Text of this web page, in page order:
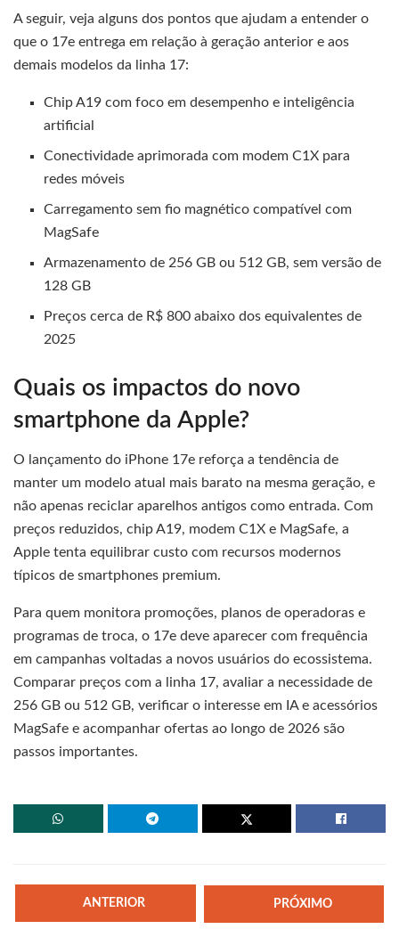
A seguir, veja alguns dos pontos que ajudam a entender o
que o 17e entrega em relação à geração anterior e aos
demais modelos da linha 17:
Chip A19 com foco em desempenho e inteligência
artificial
Conectividade aprimorada com modem C1X para
redes móveis
Carregamento sem fio magnético compatível com
MagSafe
Armazenamento de 256 GB ou 512 GB, sem versão de
128 GB
Preços cerca de R$ 800 abaixo dos equivalentes de
2025
Quais os impactos do novo
smartphone da Apple?
O lançamento do iPhone 17e reforça a tendência de
manter um modelo atual mais barato na mesma geração, e
não apenas reciclar aparelhos antigos como entrada. Com
preços reduzidos, chip A19, modem C1X e MagSafe, a
Apple tenta equilibrar custo com recursos modernos
típicos de smartphones premium.
Para quem monitora promoções, planos de operadoras e
programas de troca, o 17e deve aparecer com frequência
em campanhas voltadas a novos usuários do ecossistema.
Comparar preços com a linha 17, avaliar a necessidade de
256 GB ou 512 GB, verificar o interesse em IA e acessórios
MagSafe e acompanhar ofertas ao longo de 2026 são
passos importantes.
ANTERIOR PRÓXIMO